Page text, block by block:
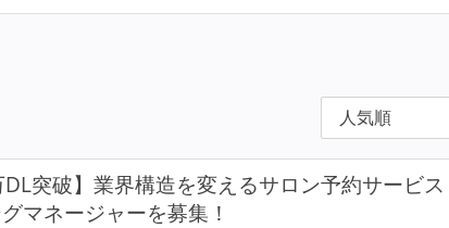
DL突破】業界構造を変えるサロン予約サービ
マネージャーを募集！